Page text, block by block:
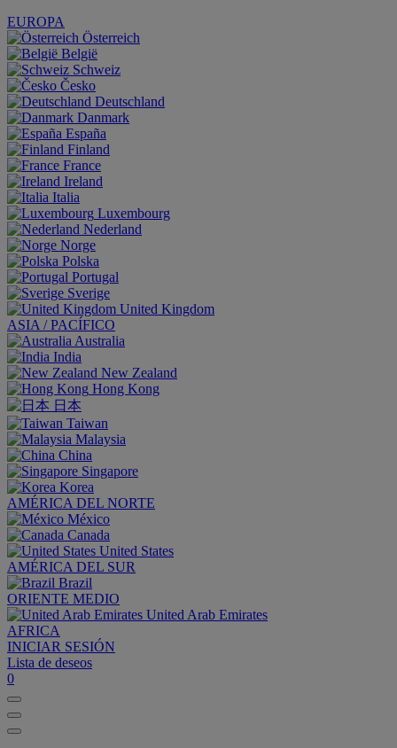
EUROPA
Österreich
België
Schweiz
Česko
Deutschland
Danmark
España
Finland
France
Ireland
Italia
Luxembourg
Nederland
Norge
Polska
Portugal
Sverige
United Kingdom
ASIA / PACÍFICO
Australia
India
New Zealand
Hong Kong
日本
Taiwan
Malaysia
China
Singapore
Korea
AMÉRICA DEL NORTE
México
Canada
United States
AMÉRICA DEL SUR
Brazil
ORIENTE MEDIO
United Arab Emirates
AFRICA
INICIAR SESIÓN
Lista de deseos
0